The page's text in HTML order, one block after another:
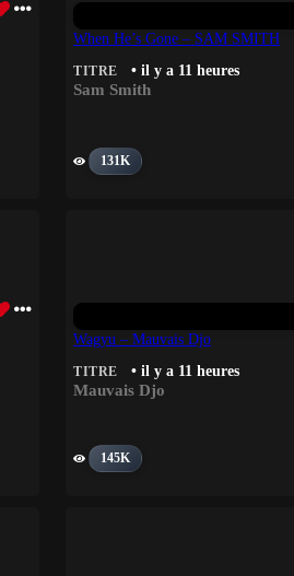
When He’s Gone – SAM SMITH
TITRE • il y a 11 heures
Sam Smith
131K
Wagyu – Mauvais Djo
TITRE • il y a 11 heures
Mauvais Djo
145K